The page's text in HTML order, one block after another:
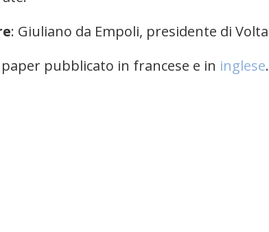
: Giuliano da Empoli, presidente di Volta
paper pubblicato in francese e in inglese.